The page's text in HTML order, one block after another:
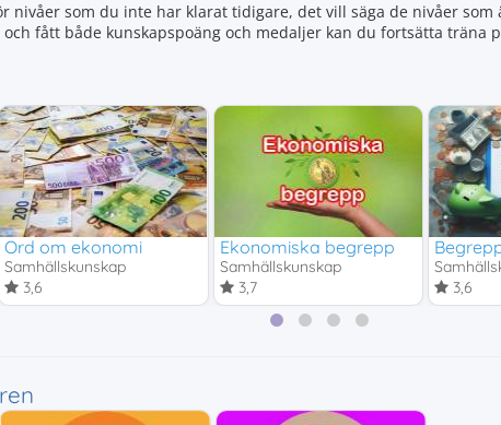
nivåer som du inte har klarat tidigare, det vill säga de nivåer
fått både kunskapspoäng och medaljer kan du fortsätta träna
Ord om ekonomi
Samhällskunskap
3,6
Ekonomiska begrepp
Samhällskunskap
3,7
3,6